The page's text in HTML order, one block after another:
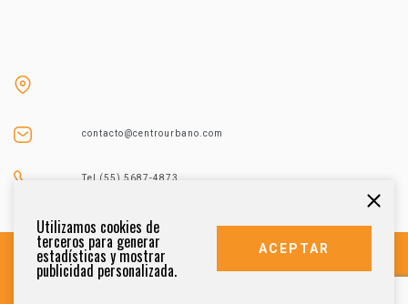
contacto@centrourbano.com
Tel (55) 5687-4873
Utilizamos cookies de
terceros para generar
estadísticas y mostrar
publicidad personalizada.
ACEPTAR